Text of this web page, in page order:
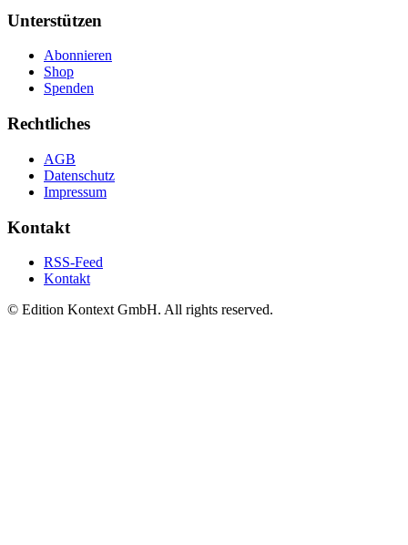
Unterstützen
Abonnieren
Shop
Spenden
Rechtliches
AGB
Datenschutz
Impressum
Kontakt
RSS-Feed
Kontakt
© Edition Kontext GmbH. All rights reserved.